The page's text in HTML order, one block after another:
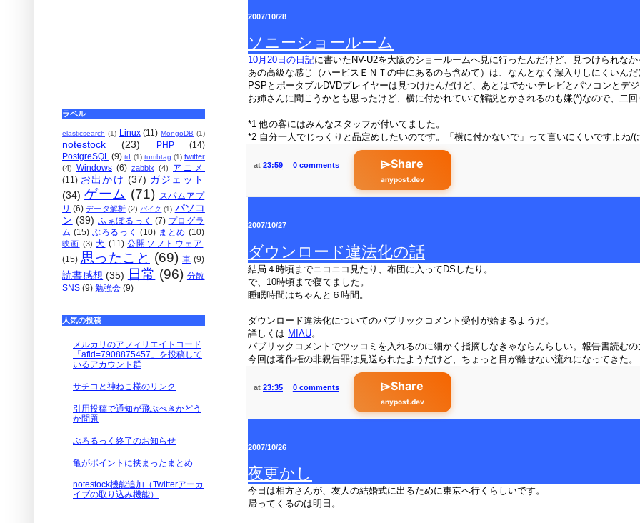
2007/10/28
ソニーショールーム
10月20日の日記に書いたNV-U2を大阪のショールームへ見に行ったんだけど、見つけられなか
あの高級な感じ（ハービスＥＮＴの中にあるのも含めて）は、なんとなく深入りしにくいん
PSPとポータブルDVDプレイヤーは見つけたんだけど、あとはでかいテレビとパソコンとデ
お姉さんに聞こうかとも思ったけど、横に付かれていて解説とかされるのも嫌(*)なので、二回
*1 他の客にはみんなスタッフが付いてました。
*2 自分一人でじっくりと品定めしたいのです。「横に付かないで」って言いにくいですよね/
at 23:59 0 comments ⌲Share
anypost.dev
2007/10/27
ダウンロード違法化の話
結局４時頃までニコニコ見たり、布団に入ってDSしたり。
で、10時頃まで寝てました。
睡眠時間はちゃんと６時間。
ダウンロード違法化についてのパブリックコメント受付が始まるようだ。
詳しくは MIAU。
パブリックコメントでツッコミを入れるのに細かく指摘しなきゃならんらしい。報告書読むの
今回は著作権の非親告罪は見送られたようだけど、ちょっと目が離せない流れになってきた。
at 23:35 0 comments ⌲Share
anypost.dev
2007/10/26
夜更かし
今日は相方さんが、友人の結婚式に出るために東京へ行くらしいです。
帰ってくるのは明日。
ラベル
elasticsearch (1) Linux (11) MongoDB (1)
notestock (23) PHP
(14)
PostgreSQL (9) td (1) tumbtag (1) twitter
(4) Windows (6) zabbix (4)
アニメ
(11) お出かけ (37) ガジェット
(34) ゲーム (71) スパムアプ
リ (6) データ解析 (2) バイク (1) パソコ
ン (39) ふぁぼるっく (7) プログラ
ム (15) ぶろるっく (10) まとめ (10)
映画 (3) 犬 (11) 公開ソフトウェア
(15) 思ったこと (69) 車 (9)
読書感想 (35) 日常 (96) 分散
SNS (9) 勉強会 (9)
人気の投稿
メルカリのアフィリエイトコード
「afid=7908875457」を投稿して
いるアカウント群
サチコと神ねこ様のリンク
引用投稿で通知が飛ぶべきかどう
か問題
ぶろるっく終了のお知らせ
亀がポイントに挟まったまとめ
notestock機能追加（Twitterアーカ
イブの取り込み機能）